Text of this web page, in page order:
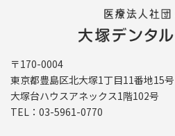
〒170-0004
東京都豊島区北大塚1丁目11番地15号
大塚台ハウスアネックス1階102号
TEL：03-5961-0770